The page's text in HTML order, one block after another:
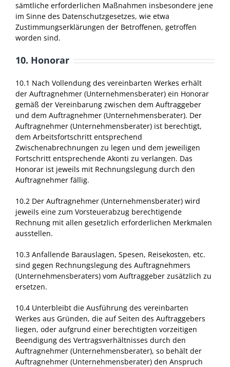
sämtliche erforderlichen Maßnahmen insbesondere jene
im Sinne des Datenschutzgesetzes, wie etwa
Zustimmungserklärungen der Betroffenen, getroffen
worden sind.
10. Honorar
10.1 Nach Vollendung des vereinbarten Werkes erhält
der Auftragnehmer (Unternehmensberater) ein Honorar
gemäß der Vereinbarung zwischen dem Auftraggeber
und dem Auftragnehmer (Unternehmensberater). Der
Auftragnehmer (Unternehmensberater) ist berechtigt,
dem Arbeitsfortschritt entsprechend
Zwischenabrechnungen zu legen und dem jeweiligen
Fortschritt entsprechende Akonti zu verlangen. Das
Honorar ist jeweils mit Rechnungslegung durch den
Auftragnehmer fällig.
10.2 Der Auftragnehmer (Unternehmensberater) wird
jeweils eine zum Vorsteuerabzug berechtigende
Rechnung mit allen gesetzlich erforderlichen Merkmalen
ausstellen.
10.3 Anfallende Barauslagen, Spesen, Reisekosten, etc.
sind gegen Rechnungslegung des Auftragnehmers
(Unternehmensberaters) vom Auftraggeber zusätzlich zu
ersetzen.
10.4 Unterbleibt die Ausführung des vereinbarten
Werkes aus Gründen, die auf Seiten des Auftraggebers
liegen, oder aufgrund einer berechtigten vorzeitigen
Beendigung des Vertragsverhältnisses durch den
Auftragnehmer (Unternehmensberater), so behält der
Auftragnehmer (Unternehmensberater) den Anspruch